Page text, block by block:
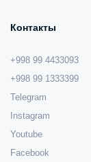
Контакты
+998 99 4433093
+998 99 1333399
Telegram
Instagram
Youtube
Facebook